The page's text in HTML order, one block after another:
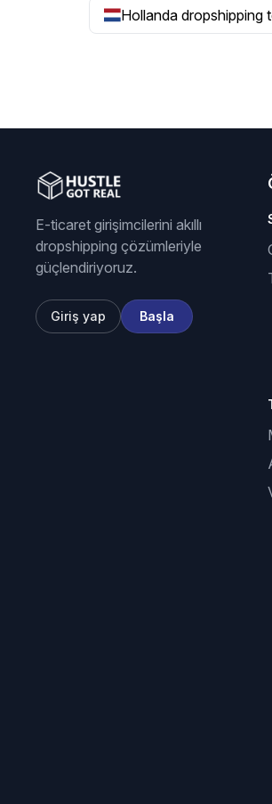
Hollanda dropshipping
E-ticaret girişimcilerini akıllı
dropshipping çözümleriyle
güçlendiriyoruz.
Giriş yap Başla